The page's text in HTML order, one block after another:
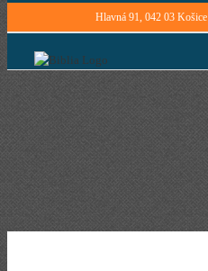
Hlavná 91, 042 03 Košice